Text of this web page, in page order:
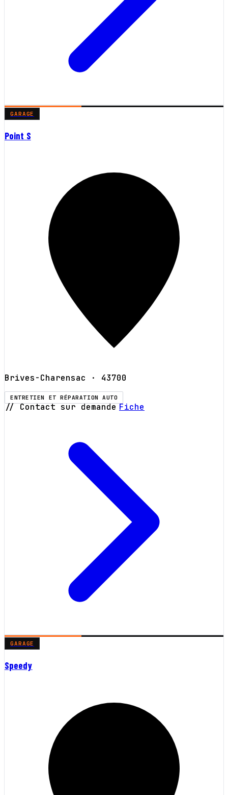
GARAGE
Point S
Brives-Charensac · 43700
ENTRETIEN ET RÉPARATION AUTO
// Contact sur demande Fiche
GARAGE
Speedy